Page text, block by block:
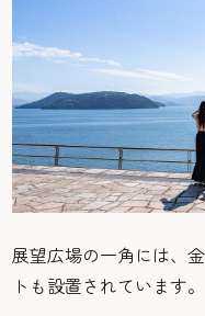
展望広場の一角には、
トも設置されています。